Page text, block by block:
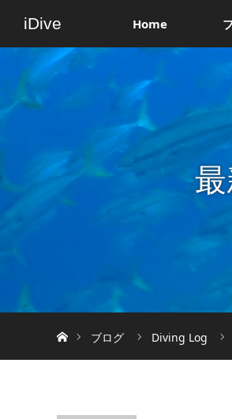
iDive Home
ブログ
Diving Log